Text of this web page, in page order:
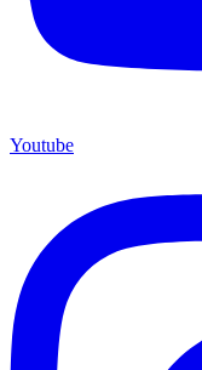
Youtube